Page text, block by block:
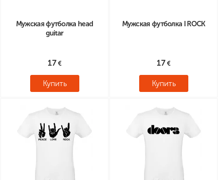
Мужская футболка head
guitar
17
Купить
Мужская футболка I ROCK
17
Купить